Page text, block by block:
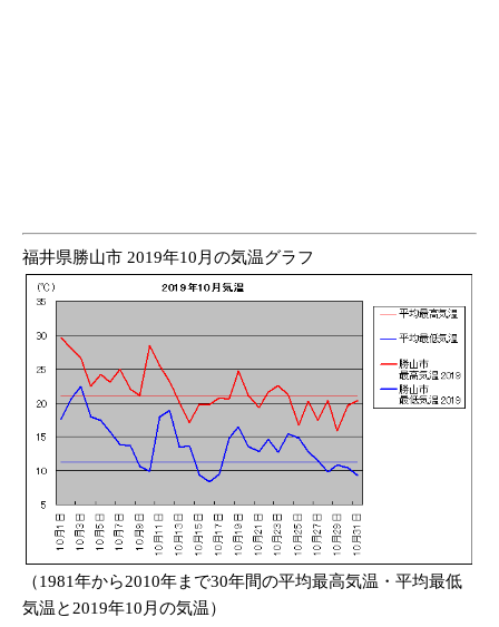
福井県勝山市 2019年10月の気温グラフ
（1981年から2010年まで30年間の平均最高気温・平均最低
気温と2019年10月の気温）